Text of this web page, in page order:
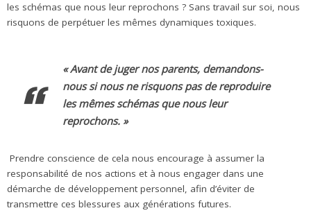
les schémas que nous leur reprochons ? Sans travail sur soi, nous
risquons de perpétuer les mêmes dynamiques toxiques.
« Avant de juger nos parents, demandons-
nous si nous ne risquons pas de reproduire
les mêmes schémas que nous leur
reprochons. »
Prendre conscience de cela nous encourage à assumer la
responsabilité de nos actions et à nous engager dans une
démarche de développement personnel, afin d’éviter de
transmettre ces blessures aux générations futures.